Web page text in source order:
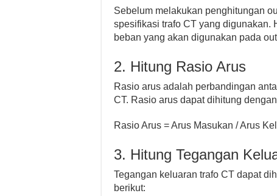
Sebelum melakukan penghitungan
spesifikasi trafo CT yang digunakan.
beban yang akan digunakan pada
2. Hitung Rasio Arus
Rasio arus adalah perbandingan
CT. Rasio arus dapat dihitung
Rasio Arus = Arus Masukan / Arus
3. Hitung Tegangan
Tegangan keluaran trafo CT dapat
berikut: